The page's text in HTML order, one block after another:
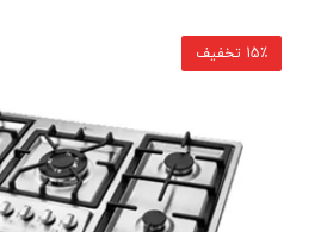
15٪ تخفیف